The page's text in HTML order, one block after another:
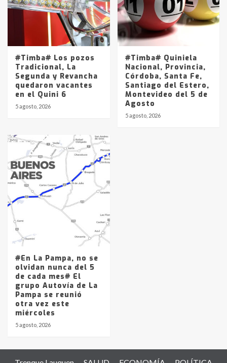
#Timba# Los pozos
Tradicional, La
Segunda y Revancha
quedaron vacantes
en el Quini 6
5 agosto, 2026
#Timba# Quiniela
Nacional, Provincia,
Córdoba, Santa Fe,
Santiago del Estero,
Montevideo del 5 de
Agosto
5 agosto, 2026
#En La Pampa, no se
olvidan nunca del 5
de cada mes# El
grupo Autovía de La
Pampa se reunió
otra vez este
miércoles
5 agosto, 2026